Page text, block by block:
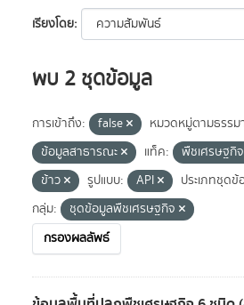
เรียงโดย
พบ 2 ชุดข้อมูล
การเข้าถึง: false
หมวดหมู่ตามธรร
ข้อมูลสาธารณะ
แท็ค: พืชเศรษฐกิจ
ข้าว
รูปแบบ: API ประเภทชุดข้
กลุ่ม:
ชุดข้อมูลพืชเศรษฐกิจ
กรองผลลัพธ์